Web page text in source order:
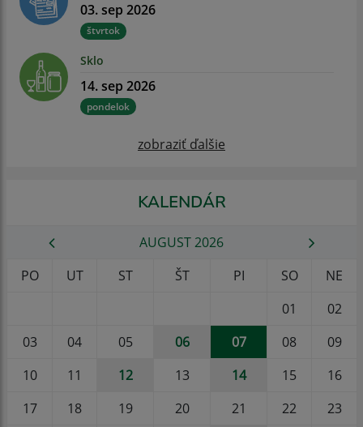
03. sep 2026
štvrtok
Sklo
14. sep 2026
pondelok
zobraziť ďalšie
KALENDÁR
AUGUST 2026
PO
UT ST ŠT PI SO
NE
01
02
03
04 05 06 07 08
09
10
11 12 13 14 15
16
17
18 19 20 21 22
23